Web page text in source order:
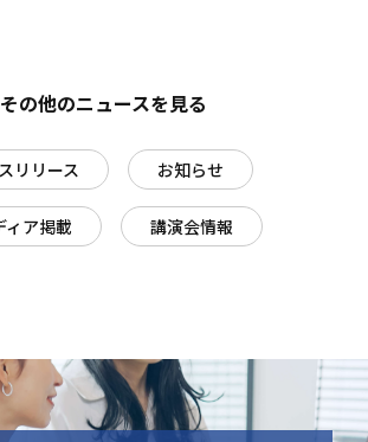
その他のニュースを見る
リリース お知らせ
ィア掲載 講演会情報